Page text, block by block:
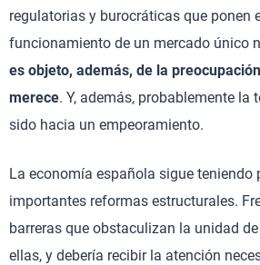
regulatorias y burocráticas que ponen
funcionamiento de un mercado único
es objeto, además, de la
merece. Y, además, probablemente la
sido hacia un empeoramiento.
La economía española sigue teniendo
importantes reformas estructurales.
barreras que obstaculizan la unidad
ellas, y debería recibir la atención